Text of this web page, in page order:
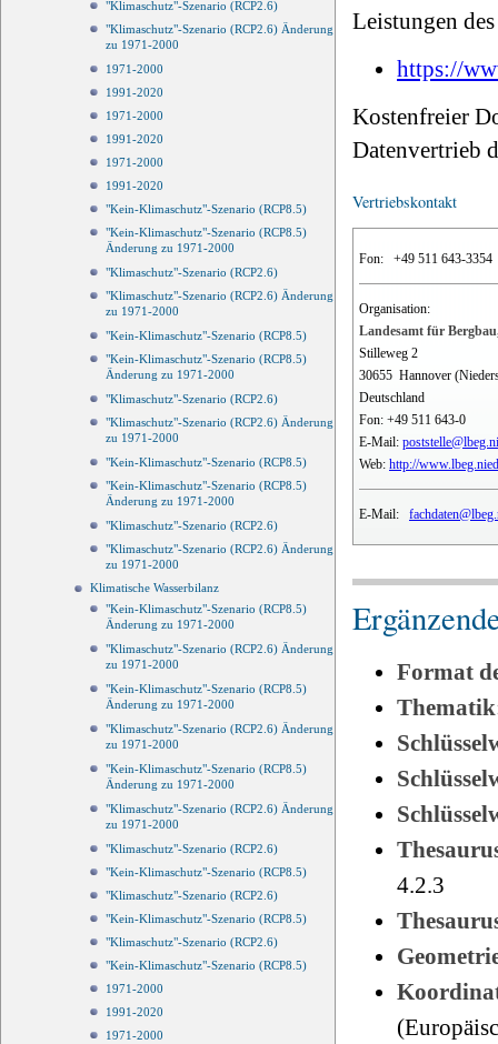
"Klimaschutz"-Szenario (RCP2.6)
"Klimaschutz"-Szenario (RCP2.6) Änderung
zu 1971-2000
1971-2000
1991-2020
1971-2000
1991-2020
1971-2000
1991-2020
"Kein-Klimaschutz"-Szenario (RCP8.5)
"Kein-Klimaschutz"-Szenario (RCP8.5)
Änderung zu 1971-2000
"Klimaschutz"-Szenario (RCP2.6)
"Klimaschutz"-Szenario (RCP2.6) Änderung
zu 1971-2000
"Kein-Klimaschutz"-Szenario (RCP8.5)
"Kein-Klimaschutz"-Szenario (RCP8.5)
Änderung zu 1971-2000
"Klimaschutz"-Szenario (RCP2.6)
"Klimaschutz"-Szenario (RCP2.6) Änderung
zu 1971-2000
"Kein-Klimaschutz"-Szenario (RCP8.5)
"Kein-Klimaschutz"-Szenario (RCP8.5)
Änderung zu 1971-2000
"Klimaschutz"-Szenario (RCP2.6)
"Klimaschutz"-Szenario (RCP2.6) Änderung
zu 1971-2000
Klimatische Wasserbilanz
"Kein-Klimaschutz"-Szenario (RCP8.5)
Änderung zu 1971-2000
"Klimaschutz"-Szenario (RCP2.6) Änderung
zu 1971-2000
"Kein-Klimaschutz"-Szenario (RCP8.5)
Änderung zu 1971-2000
"Klimaschutz"-Szenario (RCP2.6) Änderung
zu 1971-2000
"Kein-Klimaschutz"-Szenario (RCP8.5)
Änderung zu 1971-2000
"Klimaschutz"-Szenario (RCP2.6) Änderung
zu 1971-2000
"Klimaschutz"-Szenario (RCP2.6)
"Kein-Klimaschutz"-Szenario (RCP8.5)
"Klimaschutz"-Szenario (RCP2.6)
"Kein-Klimaschutz"-Szenario (RCP8.5)
"Klimaschutz"-Szenario (RCP2.6)
"Kein-Klimaschutz"-Szenario (RCP8.5)
1971-2000
1991-2020
1971-2000
Leistungen
https://
Kostenfreier
Datenvertrieb
Vertriebskontakt
Fon: +49 511 643-3354
Organisation:
Landesamt für
Stilleweg 2
30655 Hannover
Deutschland
Fon: +49 511 643-0
E-Mail:
Web: http://
E-Mail:
Format
4.2.3